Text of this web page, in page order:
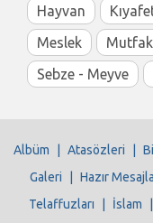
Hayvan
Meslek
Sebze - Meyve
Albüm Atasözleri
Galeri
Hazır
Telaffuzları
İslam